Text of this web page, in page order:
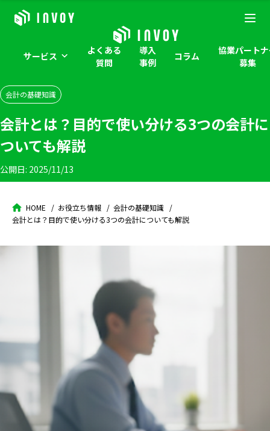
サービス
よくある
質問
導入
事例
コラム
協業パート
募集
会計の基礎知識
会計とは？目的で使い分ける3つの会計に
ついても解説
公開日: 2025/11/13
HOME お役立ち情報
会計の基礎知識
会計とは？目的で使い分ける3つの会計についても解説